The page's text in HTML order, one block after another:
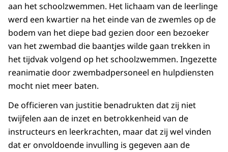
aan het schoolzwemmen. Het lichaam van de leerlinge
werd een kwartier na het einde van de zwemles op de
bodem van het diepe bad gezien door een bezoeker
van het zwembad die baantjes wilde gaan trekken in
het tijdvak volgend op het schoolzwemmen. Ingezette
reanimatie door zwembadpersoneel en hulpdiensten
mocht niet meer baten.
De officieren van justitie benadrukten dat zij niet
twijfelen aan de inzet en betrokkenheid van de
instructeurs en leerkrachten, maar dat zij wel vinden
dat er onvoldoende invulling is gegeven aan de